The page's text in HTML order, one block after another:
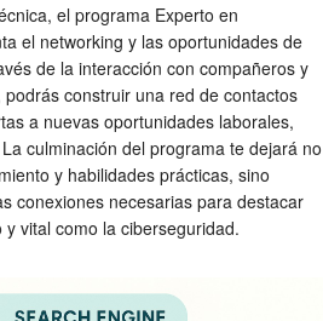
el programa Experto en
el networking y las oportunidades de
de la interacción con compañeros y
construir una red de contactos
a nuevas oportunidades laborales,
culminación del programa te dejará no
y habilidades prácticas, sino
conexiones necesarias para destacar
vital como la ciberseguridad.